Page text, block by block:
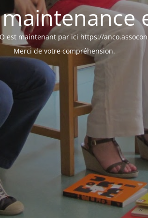
est maintenant par ici https://
Merci de votre compréhension.